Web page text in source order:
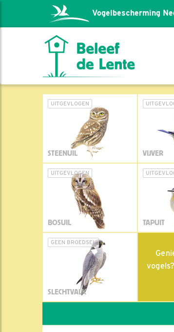
Vogelbescherming
UITGEVLOGEN
STEENUIL VIJVER
UITGEVLOGEN
BOSUIL TAPUIT
GEEN BROEDSEL
SLECHTVALK